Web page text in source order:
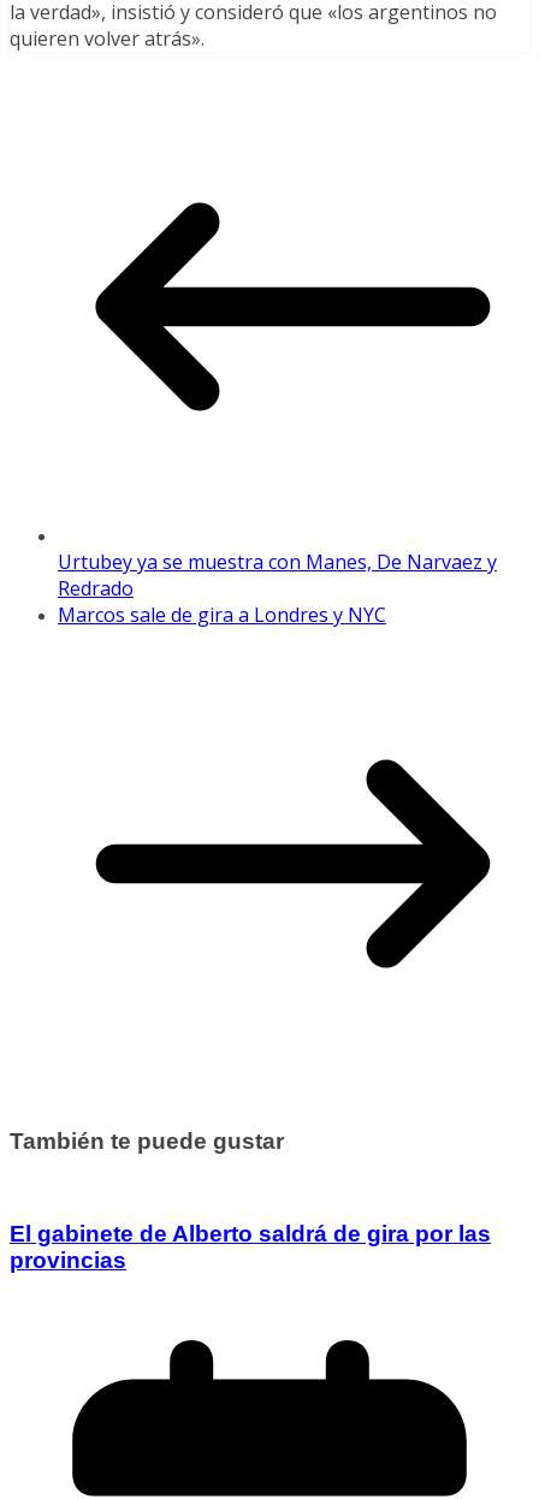
la verdad», insistió y consideró que «los argentinos no
quieren volver atrás».
Urtubey ya se muestra con Manes, De Narvaez y
Redrado
Marcos sale de gira a Londres y NYC
También te puede gustar
El gabinete de Alberto saldrá de gira por las
provincias